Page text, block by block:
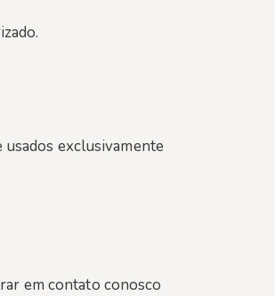
exclusivamente
em contato conosco